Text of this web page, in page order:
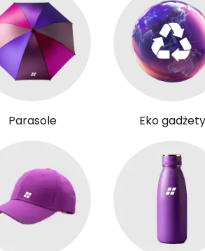
Parasole Eko gadżety